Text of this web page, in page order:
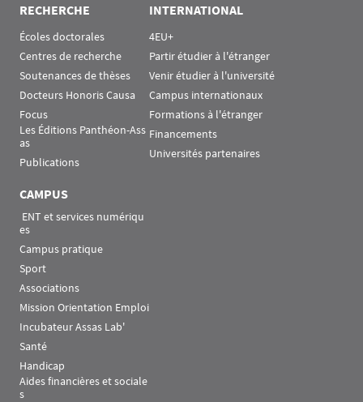
RECHERCHE
Écoles doctorales
Centres de recherche
Soutenances de thèses
Docteurs Honoris Causa
Focus
Les Éditions Panthéon-Ass
as
Publications
INTERNATIONAL
4EU+
Partir étudier à l'étranger
Venir étudier à l'université
Campus internationaux
Formations à l'étranger
Financements
Universités partenaires
CAMPUS
es
Campus pratique
Sport
Associations
Mission Orientation Emploi
Incubateur Assas Lab'
Santé
Handicap
Aides financières et sociale
s